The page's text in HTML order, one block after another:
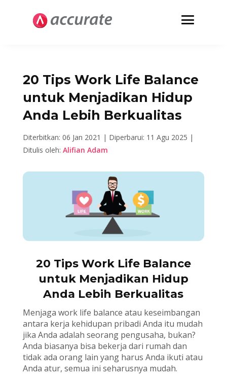
20 Tips Work Life Balance
untuk Menjadikan Hidup
Anda Lebih Berkualitas
Diterbitkan: 06 Jan 2021 | Diperbarui: 11 Agu 2025 |
Ditulis oleh: Alifian Adam
20 Tips Work Life Balance
untuk Menjadikan Hidup
Anda Lebih Berkualitas
Menjaga work life balance atau keseimbangan
antara kerja kehidupan pribadi Anda itu mudah
jika Anda adalah seorang pengusaha, bukan?
Anda biasanya bisa bekerja dari rumah dan
tidak ada orang lain yang harus Anda ikuti atau
Anda atur, semua ini seharusnya mudah.